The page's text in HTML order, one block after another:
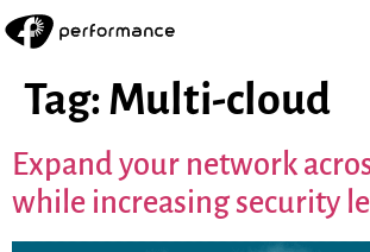
Tag: Multi-cloud
Expand your network
while increasing security